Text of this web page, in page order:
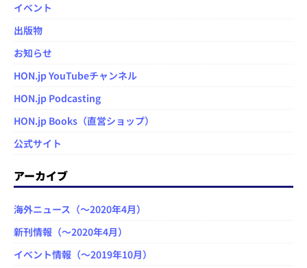
イベント
出版物
お知らせ
HON.jp YouTubeチャンネル
HON.jp Podcasting
HON.jp Books（直営ショップ）
公式サイト
アーカイブ
海外ニュース（～2020年4月）
新刊情報（～2020年4月）
イベント情報（～2019年10月）